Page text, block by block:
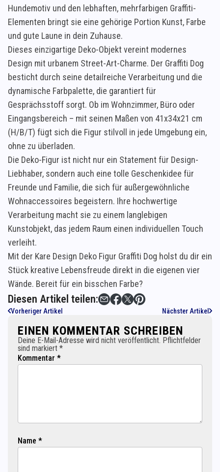
Hundemotiv und den lebhaften, mehrfarbigen Graffiti-
Elementen bringt sie eine gehörige Portion Kunst, Farbe
und gute Laune in dein Zuhause.
Dieses einzigartige Deko-Objekt vereint modernes
Design mit urbanem Street-Art-Charme. Der Graffiti Dog
besticht durch seine detailreiche Verarbeitung und die
dynamische Farbpalette, die garantiert für
Gesprächsstoff sorgt. Ob im Wohnzimmer, Büro oder
Eingangsbereich – mit seinen Maßen von 41x34x21 cm
(H/B/T) fügt sich die Figur stilvoll in jede Umgebung ein,
ohne zu überladen.
Die Deko-Figur ist nicht nur ein Statement für Design-
Liebhaber, sondern auch eine tolle Geschenkidee für
Freunde und Familie, die sich für außergewöhnliche
Wohnaccessoires begeistern. Ihre hochwertige
Verarbeitung macht sie zu einem langlebigen
Kunstobjekt, das jedem Raum einen individuellen Touch
verleiht.
Mit der Kare Design Deko Figur Graffiti Dog holst du dir ein
Stück kreative Lebensfreude direkt in die eigenen vier
Wände. Bereit für ein bisschen Farbe?
Diesen Artikel teilen:
Vorheriger Artikel Nächster Artikel
EINEN KOMMENTAR SCHREIBEN
Deine E-Mail-Adresse wird nicht veröffentlicht. Pflichtfelder
sind markiert *
Kommentar *
Name *